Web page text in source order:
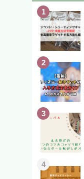
1
2
3
4